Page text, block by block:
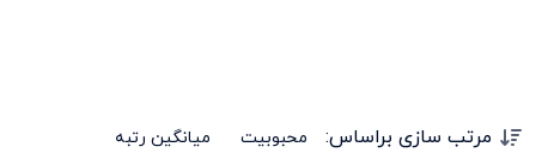
مرتب سازی براساس: محبوبیت میانگین رتبه